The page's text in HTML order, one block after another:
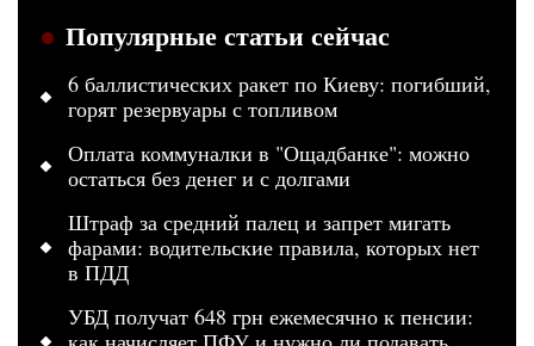
Популярные статьи сейчас
6 баллистических ракет по Киеву: погибший,
горят резервуары с топливом
Оплата коммуналки в "Ощадбанке": можно
остаться без денег и с долгами
Штраф за средний палец и запрет мигать
фарами: водительские правила, которых нет
в ПДД
УБД получат 648 грн ежемесячно к пенсии: